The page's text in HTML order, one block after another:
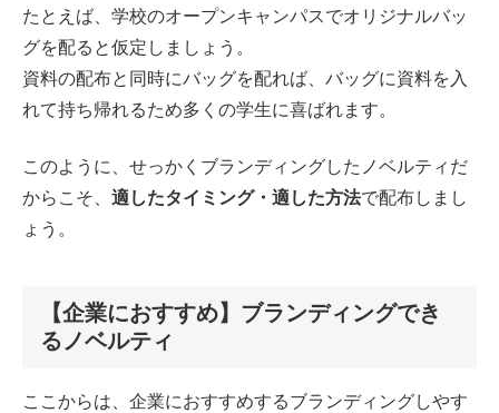
たとえば、学校のオープンキャンパスでオリジナルバッ
グを配ると仮定しましょう。
資料の配布と同時にバッグを配れば、バッグに資料を入
れて持ち帰れるため多くの学生に喜ばれます。
このように、せっかくブランディングしたノベルティだ
からこそ、 適したタイミング・適した方法で配布しまし
ょう。
【企業におすすめ】ブランディングでき
るノベルティ
ここからは、企業におすすめするブランディングしやす